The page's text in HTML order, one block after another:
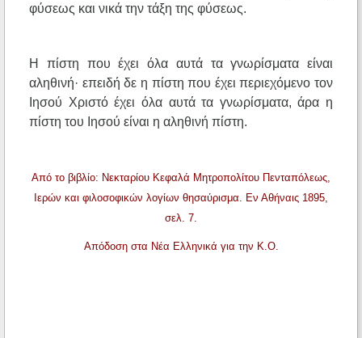
φύσεως και νικά την τάξη της φύσεως.
Η πίστη που έχει όλα αυτά τα γνωρίσματα είναι
αληθινή· επειδή δε η πίστη που έχει περιεχόμενο τον
Ιησού Χριστό έχει όλα αυτά τα γνωρίσματα, άρα η
πίστη του Ιησού είναι η αληθινή πίστη.
Από το βιβλίο: Νεκταρίου Κεφαλά Μητροπολίτου Πενταπόλεως,
Ιερών και φιλοσοφικών λογίων θησαύρισμα. Εν Αθήναις 1895,
σελ. 7.
Απόδοση στα Νέα Ελληνικά για την Κ.Ο.